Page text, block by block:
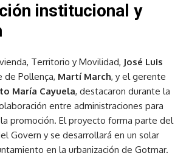
institucional y
Territorio y Movilidad, José Luis
de Pollença, Martí March, y el gerente
María Cayuela, destacaron durante la
entre administraciones para
promoción. El proyecto forma parte del
Govern y se desarrollará en un solar
en la urbanización de Gotmar.